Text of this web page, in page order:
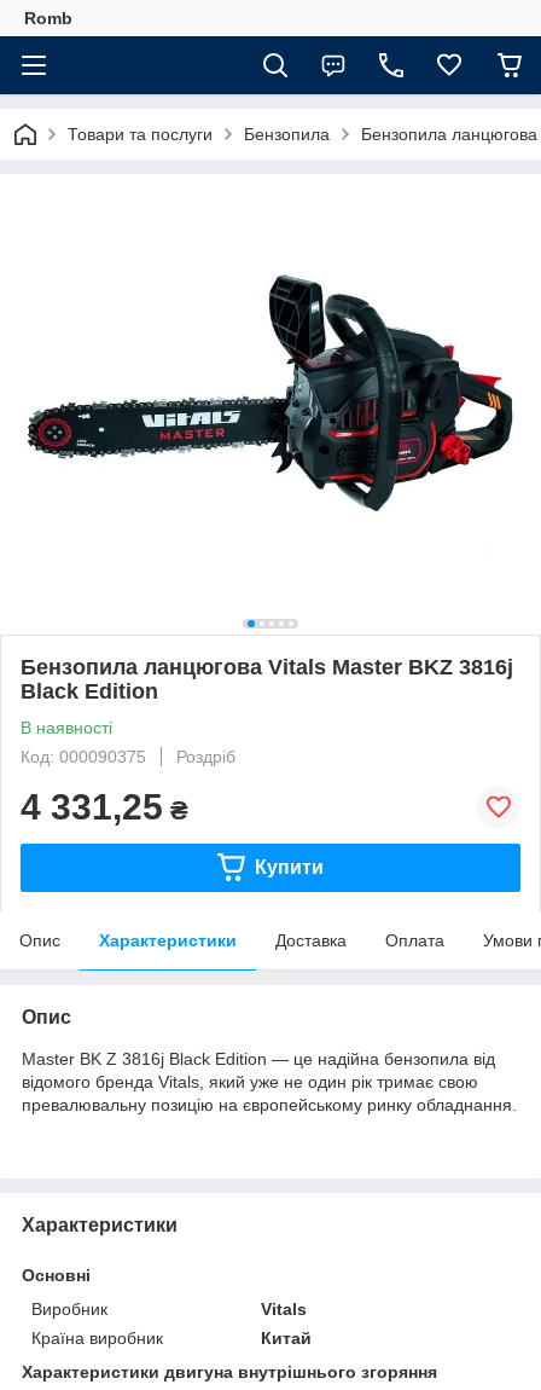
Romb
Товари та послуги Бензопила Бензопила
Бензопила ланцюгова Vitals Master BKZ 3816j
Black Edition
В наявності
Код: 000090375
Роздріб
4 331,25 ₴
Купити
Опис Характеристики Доставка Оплата Умови
Опис
Master BK Z 3816j Black Edition — це надійна бензопила від
відомого бренда Vitals, який уже не один рік тримає свою
превалювальну позицію на європейському ринку обладнання.
Характеристики
Основні
Виробник
Vitals
Країна виробник
Китай
Характеристики двигуна внутрішнього згоряння